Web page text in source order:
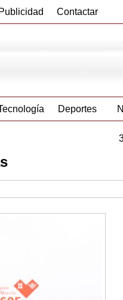
Publicidad Contactar
Deportes